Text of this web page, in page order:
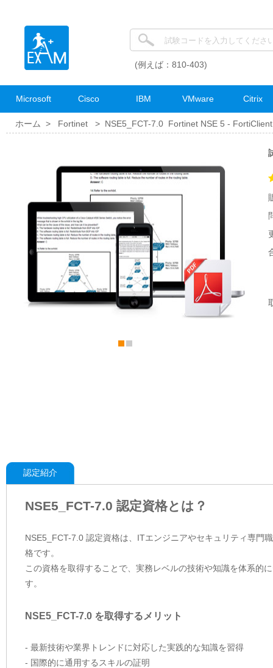
(例えば：810-403)
Microsoft Cisco IBM VMware Citrix
ホーム > Fortinet > NSE5_FCT-7.0 Fortinet NSE 5 -
認定紹介
NSE5_FCT-7.0 認定資格とは？
NSE5_FCT-7.0 認定資格は、ITエンジニアやセキュリティ専門
格です。
この資格を取得することで、実務レベルの技術や知識を体系的
す。
NSE5_FCT-7.0 を取得するメリット
- 最新技術や業界トレンドに対応した実践的な知識を習得
- 国際的に通用するスキルの証明